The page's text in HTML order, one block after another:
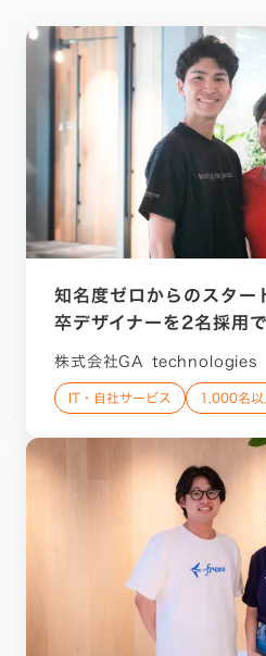
知名度ゼロからのスター
卒デザイナーを2名採用
株式会社GA technologies
IT・自社サービス 1,000名